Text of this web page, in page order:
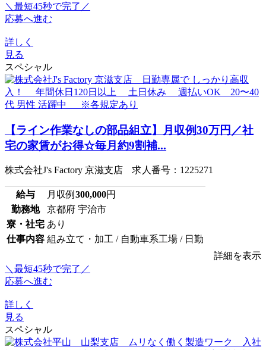
＼最短45秒で完了／
応募へ進む
詳しく
見る
スペシャル
【ライン作業なしの部品組立】月収例30万円／社
宅の家賃がお得☆毎月約9割補...
株式会社J's Factory 京滋支店 求人番号：1225271
給与 月収例 300,000円
勤務地
京都府 宇治市
寮・社宅 あり
仕事内容 組み立て・加工 / 自動車系工場 / 日勤
詳細を表示
＼最短45秒で完了／
応募へ進む
詳しく
見る
スペシャル